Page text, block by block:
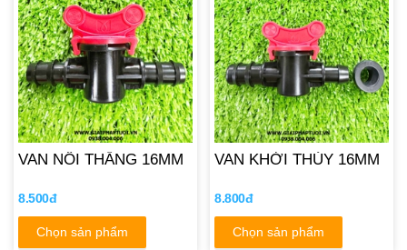
VAN NỐI THẲNG 16MM
8.500đ
Chọn sản phẩm
VAN KHỞI THỦY 16MM
8.800đ
Chọn sản phẩm